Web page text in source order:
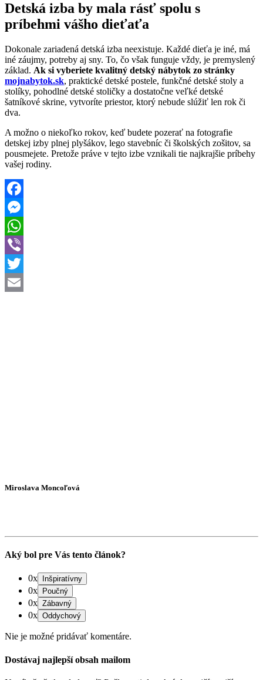
Detská izba by mala rásť spolu s
príbehmi vášho dieťaťa
Dokonale zariadená detská izba neexistuje. Každé dieťa je iné, má
iné záujmy, potreby aj sny. To, čo však funguje vždy, je premyslený
základ. Ak si vyberiete kvalitný detský nábytok zo stránky
mojnabytok.sk, praktické detské postele, funkčné detské stoly a
stolíky, pohodlné detské stoličky a dostatočne veľké detské
šatníkové skrine, vytvoríte priestor, ktorý nebude slúžiť len rok či
dva.
A možno o niekoľko rokov, keď budete pozerať na fotografie
detskej izby plnej plyšákov, lego stavebníc či školských zošitov, sa
pousmejete. Pretože práve v tejto izbe vznikali tie najkrajšie príbehy
vašej rodiny.
Facebook
Messenger
WhatsApp
Viber
Twitter
Miroslava Moncoľová
Aký bol pre Vás tento článok?
0x
0x
0x
0x
Nie je možné pridávať komentáre.
Dostávaj najlepší obsah mailom